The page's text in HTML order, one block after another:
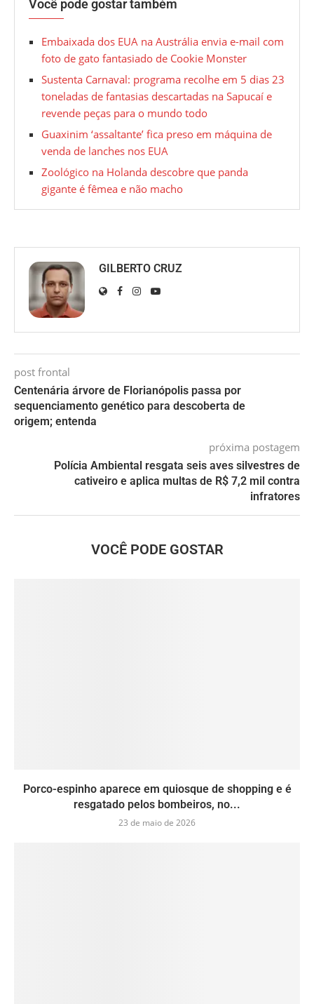
Você pode gostar também
Embaixada dos EUA na Austrália envia e-mail com
foto de gato fantasiado de Cookie Monster
Sustenta Carnaval: programa recolhe em 5 dias 23
toneladas de fantasias descartadas na Sapucaí e
revende peças para o mundo todo
Guaxinim ‘assaltante’ fica preso em máquina de
venda de lanches nos EUA
Zoológico na Holanda descobre que panda
gigante é fêmea e não macho
GILBERTO CRUZ
post frontal
Centenária árvore de Florianópolis passa por
sequenciamento genético para descoberta de
origem; entenda
próxima postagem
Polícia Ambiental resgata seis aves silvestres de
cativeiro e aplica multas de R$ 7,2 mil contra
infratores
VOCÊ PODE GOSTAR
Porco-espinho aparece em quiosque de shopping e é
resgatado pelos bombeiros, no...
23 de maio de 2026